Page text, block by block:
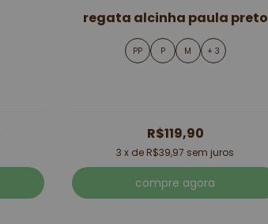
regata alcinha paula preto
PP P M + 3
R$119,90
3 x de R$39,97 sem juros
compre agora